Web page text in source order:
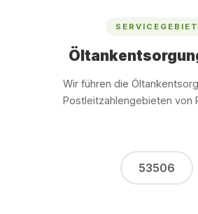
SERVICEGEBIET
Wir führen die
Postleitzahlengebieten von
53506